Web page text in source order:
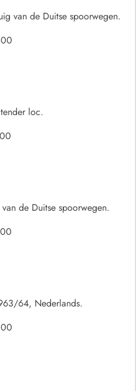
van de Duitse spoorwegen.
loc.
de Duitse spoorwegen.
64, Nederlands.